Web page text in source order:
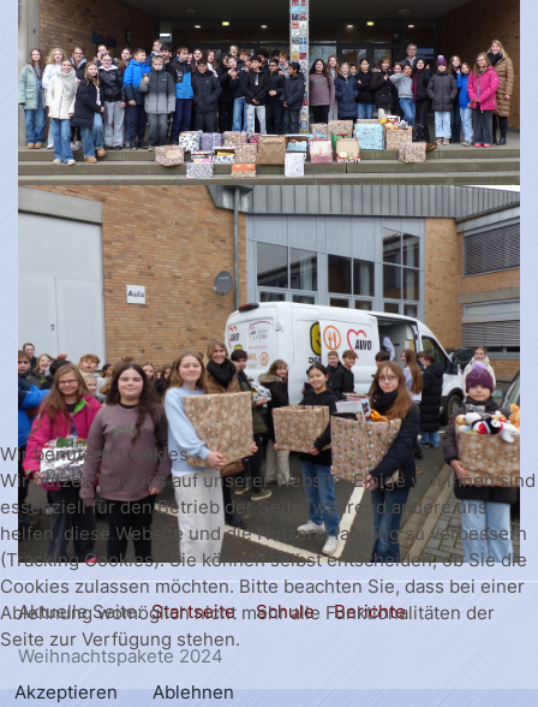
Aktuelle Seite:Startseite Schule
Berichte
Weihnachtspakete 2024
Wir benutzen Cookies
Wir nutzen Cookies auf unserer Website. Einige von ihnen sind
essenziell für den Betrieb der Seite, während andere uns
helfen, diese Website und die Nutzererfahrung zu verbessern
(Tracking Cookies). Sie können selbst entscheiden, ob Sie die
Cookies zulassen möchten. Bitte beachten Sie, dass bei einer
Ablehnung womöglich nicht mehr alle Funktionalitäten der
Seite zur Verfügung stehen.
Akzeptieren
Ablehnen